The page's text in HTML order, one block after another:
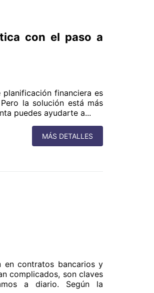
con el paso a
financiera es
la solución está más
puedes ayudarte a...
MÁS DETALLES
en contratos bancarios y
complicados, son claves
a diario. Según la